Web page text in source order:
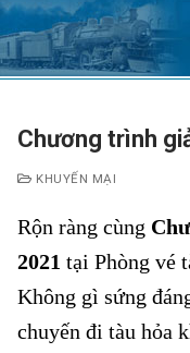
Chuyển
đến
nội
Chương trình
KHUYẾN MẠI
Rộn ràng cùng
2021 tại Phòng vé
Không gì sứng
chuyến đi tàu hỏa